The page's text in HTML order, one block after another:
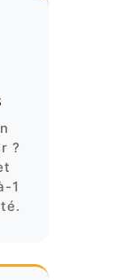
?
1